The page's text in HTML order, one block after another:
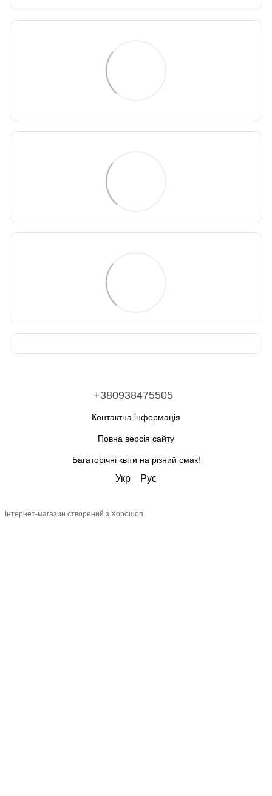
+380938475505
Контактна інформація
Повна версія сайту
Багаторічні квіти на різний смак!
Укр Рус
Інтернет-магазин створений з Хорошоп